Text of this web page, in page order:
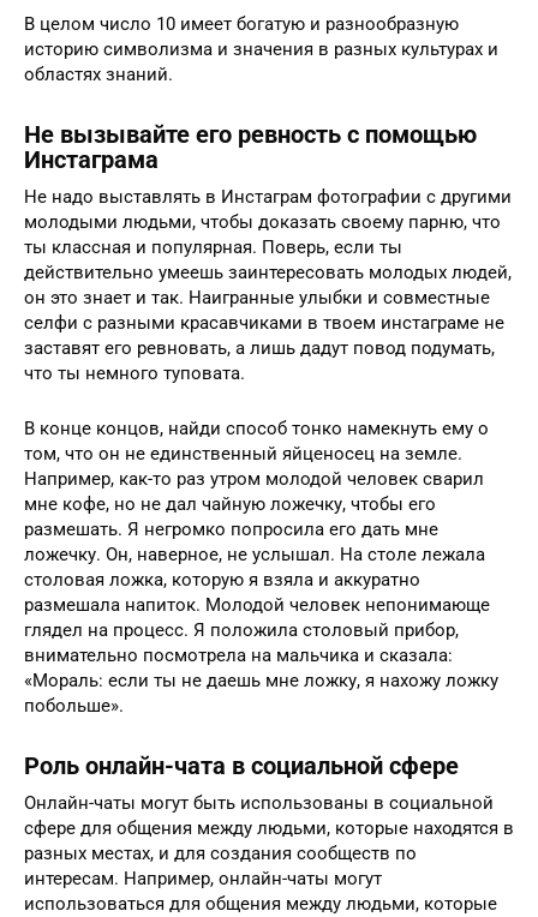
В целом число 10 имеет богатую и разнообразную
историю символизма и значения в разных культурах и
областях знаний.
Не вызывайте его ревность с помощью
Инстаграма
Не надо выставлять в Инстаграм фотографии с другими
молодыми людьми, чтобы доказать своему парню, что
ты классная и популярная. Поверь, если ты
действительно умеешь заинтересовать молодых людей,
он это знает и так. Наигранные улыбки и совместные
селфи с разными красавчиками в твоем инстаграме не
заставят его ревновать, а лишь дадут повод подумать,
что ты немного туповата.
В конце концов, найди способ тонко намекнуть ему о
том, что он не единственный яйценосец на земле.
Например, как-то раз утром молодой человек сварил
мне кофе, но не дал чайную ложечку, чтобы его
размешать. Я негромко попросила его дать мне
ложечку. Он, наверное, не услышал. На столе лежала
столовая ложка, которую я взяла и аккуратно
размешала напиток. Молодой человек непонимающе
глядел на процесс. Я положила столовый прибор,
внимательно посмотрела на мальчика и сказала:
«Мораль: если ты не даешь мне ложку, я нахожу ложку
побольше».
Роль онлайн-чата в социальной сфере
Онлайн-чаты могут быть использованы в социальной
сфере для общения между людьми, которые находятся в
разных местах, и для создания сообществ по
интересам. Например, онлайн-чаты могут
использоваться для общения между людьми, которые